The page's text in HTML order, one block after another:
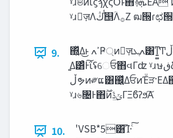
ˠɹٕज़Λ‫ͯ͑ڭ‬஥ؒΛ࡞Ζ͏ ฒ੝ɾಛ੝
9.
΍͍ͬͯΔ͜ͱ ߴߍҎ্ͷٕज़‫ߍֶܥ‬͸ͳ͍͚Ͳ‫ڵ‬ຯͷ͋Δࢠ͸
͍Δ͸ͣͰ͠ΐ͏ʢେਓ΋વΓʣ ˠɹษ‫ڧ‬ձΛ։࠵͖͔͚ͯͬ͠Λ࡞Ζ͏
‫ڵ‬ຯͷ༗ແ͸஌͍ͬͯΔਓͷΈͧੜ·ΕΔ΋ͷͩ
ˠɹ৬৔Ͱ΋࣌ؒͷ‫ݶ͢ڐ‬ΓΞϐʔϧ͠Α͏
10.
'VSB*5͸͡Ί·ͨ͠